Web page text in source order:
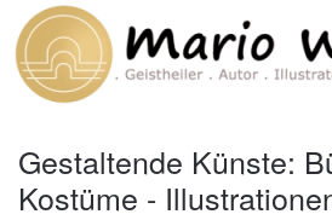
Zum Hauptinhalt springen
Gestaltende Künste:
Kostüme -